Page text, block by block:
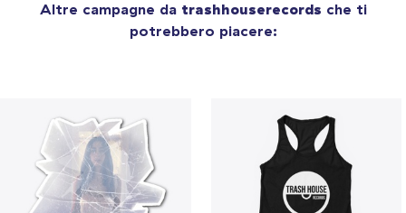
Altre campagne da trashhouserecords che ti
potrebbero piacere: